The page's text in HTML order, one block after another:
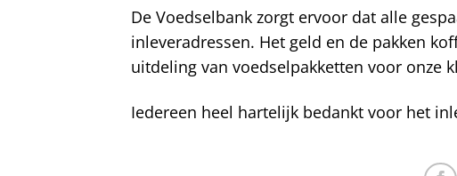
De Voedselbank zorgt ervoor dat alle
inleveradressen. Het geld en de pakken
uitdeling van voedselpakketten voor onze
Iedereen heel hartelijk bedankt voor het